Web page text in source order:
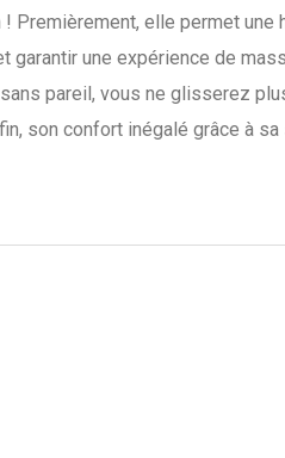
Premièrement, elle permet une
garantir une expérience de
pareil, vous ne glisserez
son confort inégalé grâce à